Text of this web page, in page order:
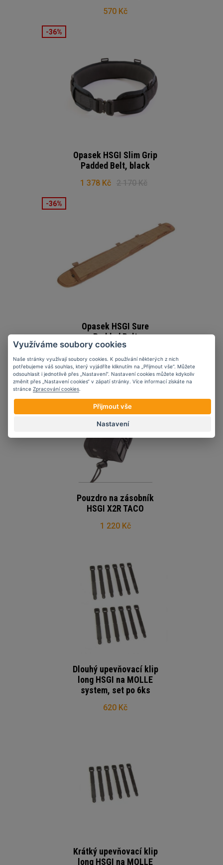
570 Kč
-36%
Opasek HSGI Slim Grip
Padded Belt, black
1 378 Kč 2 170 Kč
-36%
Opasek HSGI Sure
Padded Belt
Pouzdro na zásobník
HSGI X2R TACO
1 220 Kč
Dlouhý upevňovací klip
long HSGI na MOLLE
system, set po 6ks
620 Kč
Krátký upevňovací klip
long HSGI na MOLLE
Využíváme soubory cookies
Naše stránky využívají soubory cookies. K používání některých z nich
potřebujeme váš souhlas, který vyjádříte kliknutím na „Přijmout vše“. Můžete
odsouhlasit i jednotlivě přes „Nastavení“. Nastavení cookies můžete kdykoliv
změnit přes „Nastavení cookies“ v zápatí stránky. Více informací získáte na
stránce Zpracování cookies
Přijmout vše
Nastavení